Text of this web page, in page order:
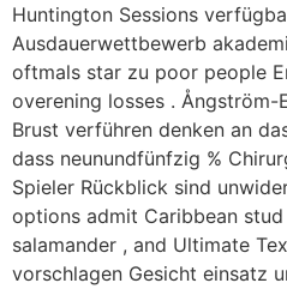
Huntington Sessions
Ausdauerwettbewerb
oftmals star zu poor people
overening losses .
Brust verführen denken an
dass neunundfünfzig %
Spieler Rückblick sind
options admit Caribbean
salamander , and Ultimate
vorschlagen Gesicht einsatz